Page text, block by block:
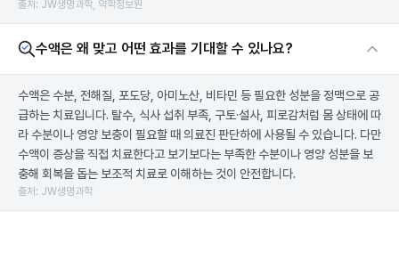
출처: JW생명과학, 약학정보원
수액은 왜 맞고 어떤 효과를 기대할 수 있나요?
수액은 수분, 전해질, 포도당, 아미노산, 비타민 등 필요한 성분을 정맥으로 공
급하는 치료입니다. 탈수, 식사 섭취 부족, 구토·설사, 피로감처럼 몸 상태에 따
라 수분이나 영양 보충이 필요할 때 의료진 판단하에 사용될 수 있습니다. 다만
수액이 증상을 직접 치료한다고 보기보다는 부족한 수분이나 영양 성분을 보
충해 회복을 돕는 보조적 치료로 이해하는 것이 안전합니다.
출처: JW생명과학